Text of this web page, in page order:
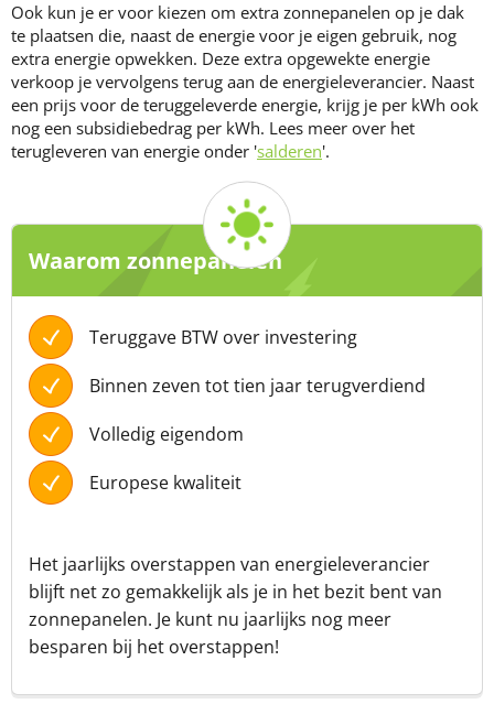
Ook kun je er voor kiezen om extra zonnepanelen op je dak
te plaatsen die, naast de energie voor je eigen gebruik, nog
extra energie opwekken. Deze extra opgewekte energie
verkoop je vervolgens terug aan de energieleverancier. Naast
een prijs voor de teruggeleverde energie, krijg je per kWh ook
nog een subsidiebedrag per kWh. Lees meer over het
terugleveren van energie onder 'salderen'.
Waarom zonnepanelen
Teruggave BTW over investering
Binnen zeven tot tien jaar terugverdiend
Volledig eigendom
Europese kwaliteit
Het jaarlijks overstappen van energieleverancier
blijft net zo gemakkelijk als je in het bezit bent van
zonnepanelen. Je kunt nu jaarlijks nog meer
besparen bij het overstappen!